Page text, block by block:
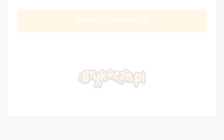
ZOBACZ PROMOCJĘ